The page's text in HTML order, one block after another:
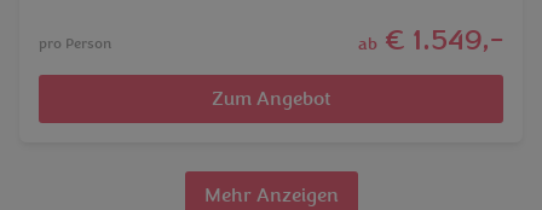
pro Person ab € 1.549,-
Zum Angebot
Mehr Anzeigen